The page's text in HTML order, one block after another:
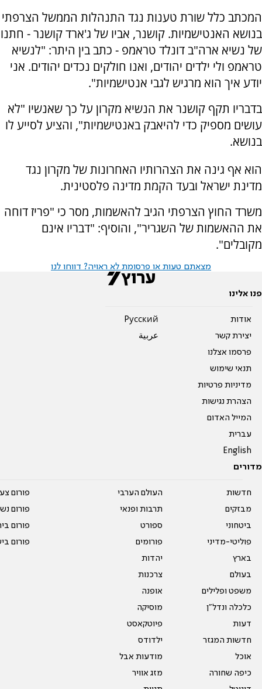
המכתב כלל שורת טענות נגד התנהלות הממשל הצרפתי
בנושא האנטישמיות. קושנר, אביו של ג'ארד קושנר - חתנו
של נשיא ארה"ב דונלד טראמפ - כתב בין היתר: "לנשיא
טראמפ ולי ילדים יהודים, ואנו חולקים נכדים יהודים. אני
יודע איך הוא מרגיש לגבי אנטישמיות".
בדבריו תקף קושנר את הנשיא מקרון על כך שאנשיו "לא
עושים מספיק כדי להיאבק באנטישמיות", והציע לסייע לו
בנושא.
הוא אף גינה את הצהרותיו האחרונות של מקרון נגד
מדינת ישראל ובעד הקמת מדינה פלסטינית.
משרד החוץ הצרפתי הגיב להאשמות, מסר כי "פריז דוחה
את ההאשמות של השגריר", והוסיף: "דבריו אינם
מקובלים".
מצאתם טעות או פרסומת לא ראויה? דווחו לנו
פנו אלינו
אודות
יצירת קשר
פרסמו אצלנו
תנאי שימוש
מדיניות פרטיות
הצהרת נגישות
המייל האדום
עברית
English
Pусский
عربية
מדורים
חדשות
מבזקים
ביטחוני
פוליטי-מדיני
בארץ
בעולם
משפט ופלילים
כלכלה ונדל"ן
דעות
חדשות המגזר
אוכל
כיפה שחורה
העולם הערבי
תרבות ופנאי
ספורט
פורומים
יהדות
צרכנות
אופנה
מוסיקה
פיוטקאסט
ילדודס
מודעות אבל
מזג אוויר
פורום
פורום
פורום
פורום